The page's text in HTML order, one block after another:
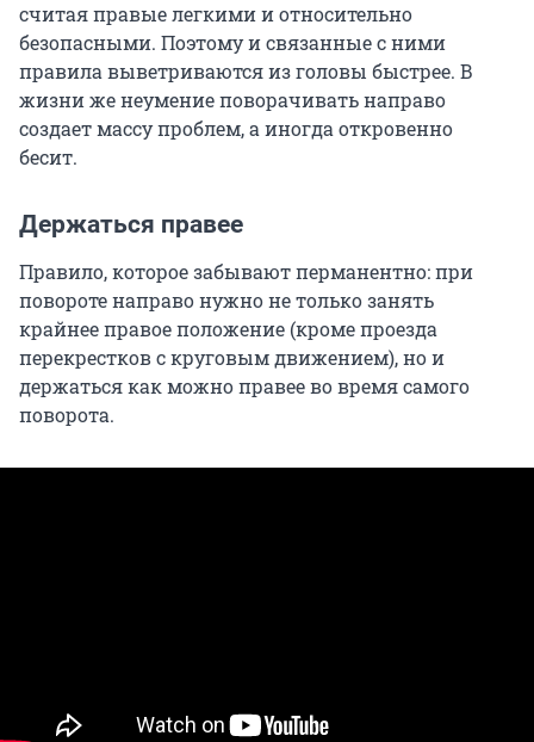
считая правые легкими и относительно
безопасными. Поэтому и связанные с ними
правила выветриваются из головы быстрее. В
жизни же неумение поворачивать направо
создает массу проблем, а иногда откровенно
бесит.
Держаться правее
Правило, которое забывают перманентно: при
повороте направо нужно не только занять
крайнее правое положение (кроме проезда
перекрестков с круговым движением), но и
держаться как можно правее во время самого
поворота.